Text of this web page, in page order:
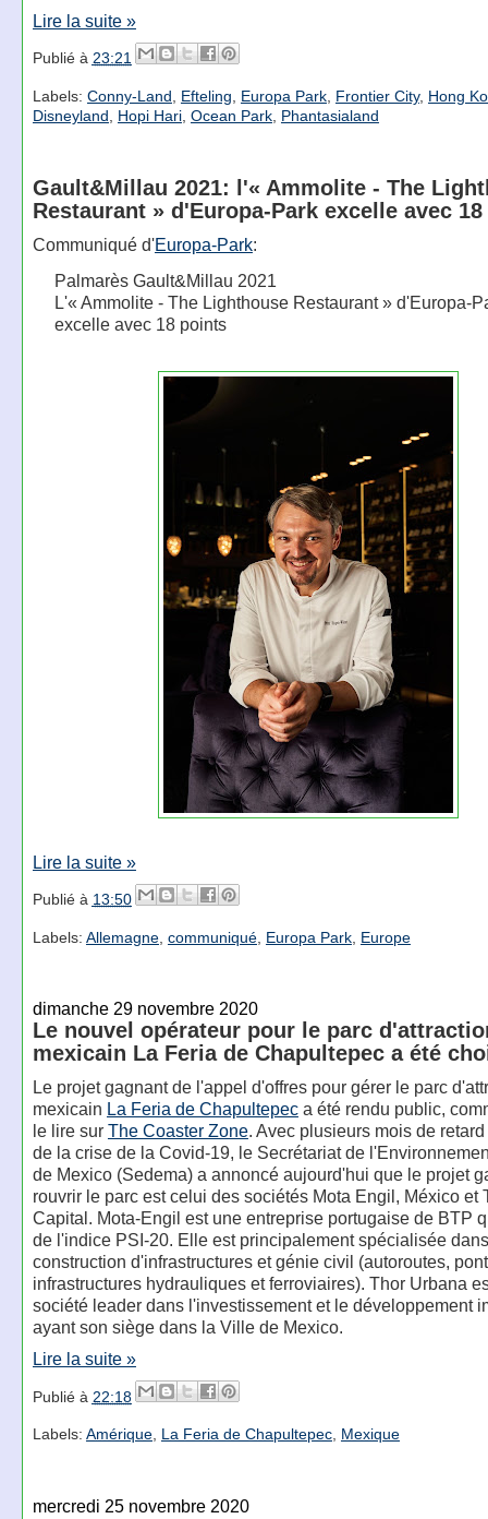
Lire la suite »
Publié à 23:21
Labels: Conny-Land Efteling Europa Park, Frontier City, Hong
Disneyland
Hopi Hari, Ocean Park, Phantasialand
Gault&Millau 2021: l'« Ammolite - The
Restaurant » d'Europa-Park excelle avec
Communiqué d'Europa-Park:
Palmarès Gault&Millau 2021
L'« Ammolite - The Lighthouse Restaurant » d'Europa-
excelle avec 18 points
Lire la suite »
Publié à 13:50
Labels: Allemagne, communiqué, Europa Park, Europe
dimanche 29 novembre 2020
Le nouvel opérateur pour le parc
mexicain La Feria de Chapultepec a été
Le projet gagnant de l'appel d'offres pour gérer le parc
mexicain La Feria de Chapultepeca été rendu public,
le lire sur The Coaster Zone. Avec plusieurs mois de
de la crise de la Covid-19, le Secrétariat de
de Mexico (Sedema) a annoncé aujourd'hui que le projet
rouvrir le parc est celui des sociétés Mota Engil, México et
Capital. Mota-Engil est une entreprise portugaise de BTP
de l'indice PSI-20. Elle est principalement spécialisée
construction d'infrastructures et génie civil (autoroutes,
infrastructures hydrauliques et ferroviaires). Thor Urbana
société leader dans l'investissement et le développement
ayant son siège dans la Ville de Mexico.
Lire la suite »
Publié à 22:18
Labels: Amérique, La Feria de Chapultepec, Mexique
mercredi 25 novembre 2020